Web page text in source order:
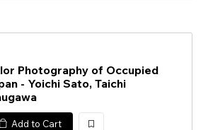
Photography of Occupied
- Yoichi Sato, Taichi
Add to Cart